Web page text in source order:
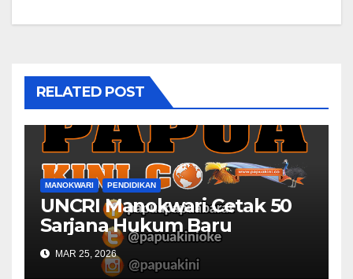
RELATED POST
MANOKWARI PENDIDIKAN
UNCRI Manokwari Cetak 50
Sarjana Hukum Baru
MAR 25, 2026